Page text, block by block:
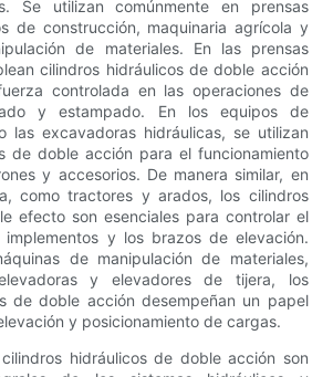
Se utilizan comúnmente en prensas
de construcción, maquinaria agrícola y
de materiales. En las prensas
cilindros hidráulicos de doble acción
controlada en las operaciones de
y estampado. En los equipos de
las excavadoras hidráulicas, se utilizan
de doble acción para el funcionamiento
y accesorios. De manera similar, en
como tractores y arados, los cilindros
efecto son esenciales para controlar el
implementos y los brazos de elevación.
de manipulación de materiales,
y elevadores de tijera, los
de doble acción desempeñan un papel
y posicionamiento de cargas.
hidráulicos de doble acción son